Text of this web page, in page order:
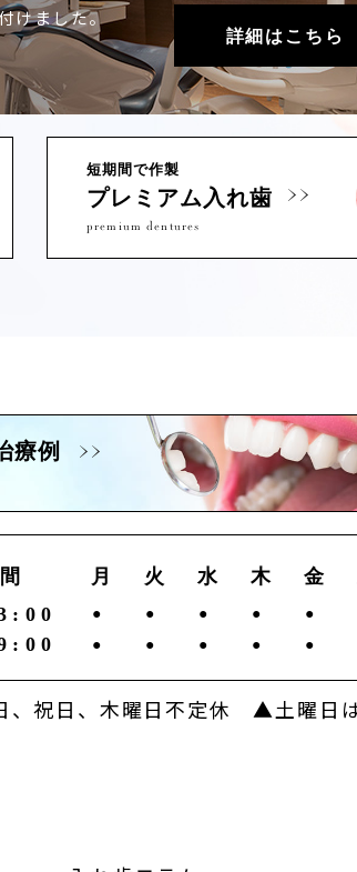
けました。
詳細はこちら
短期間で作製
プレミアム入れ歯
premium dentures
療例
月 火 水 木 金
● ● ● ● ●
● ● ● ● ●
、祝日、木曜日不定休 ▲土曜日